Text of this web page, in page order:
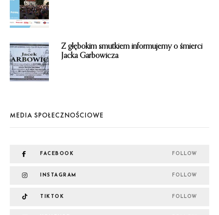
Z głębokim smutkiem informujemy o śmierci
Jacka Garbowicza
MEDIA SPOŁECZNOŚCIOWE
FACEBOOK FOLLOW
INSTAGRAM FOLLOW
TIKTOK FOLLOW